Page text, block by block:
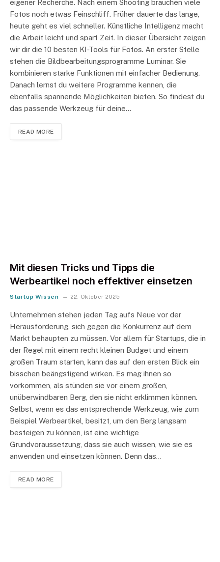
eigener Recherche. Nach einem Shooting brauchen viele
Fotos noch etwas Feinschliff. Früher dauerte das lange,
heute geht es viel schneller. Künstliche Intelligenz macht
die Arbeit leicht und spart Zeit. In dieser Übersicht zeigen
wir dir die 10 besten KI-Tools für Fotos. An erster Stelle
stehen die Bildbearbeitungsprogramme Luminar. Sie
kombinieren starke Funktionen mit einfacher Bedienung.
Danach lernst du weitere Programme kennen, die
ebenfalls spannende Möglichkeiten bieten. So findest du
das passende Werkzeug für deine…
READ MORE
Mit diesen Tricks und Tipps die
Werbeartikel noch effektiver einsetzen
Startup Wissen 22. Oktober 2025
Unternehmen stehen jeden Tag aufs Neue vor der
Herausforderung, sich gegen die Konkurrenz auf dem
Markt behaupten zu müssen. Vor allem für Startups, die in
der Regel mit einem recht kleinen Budget und einem
großen Traum starten, kann das auf den ersten Blick ein
bisschen beängstigend wirken. Es mag ihnen so
vorkommen, als stünden sie vor einem großen,
unüberwindbaren Berg, den sie nicht erklimmen können.
Selbst, wenn es das entsprechende Werkzeug, wie zum
Beispiel Werbeartikel, besitzt, um den Berg langsam
besteigen zu können, ist eine wichtige
Grundvoraussetzung, dass sie auch wissen, wie sie es
anwenden und einsetzen können. Denn das…
READ MORE